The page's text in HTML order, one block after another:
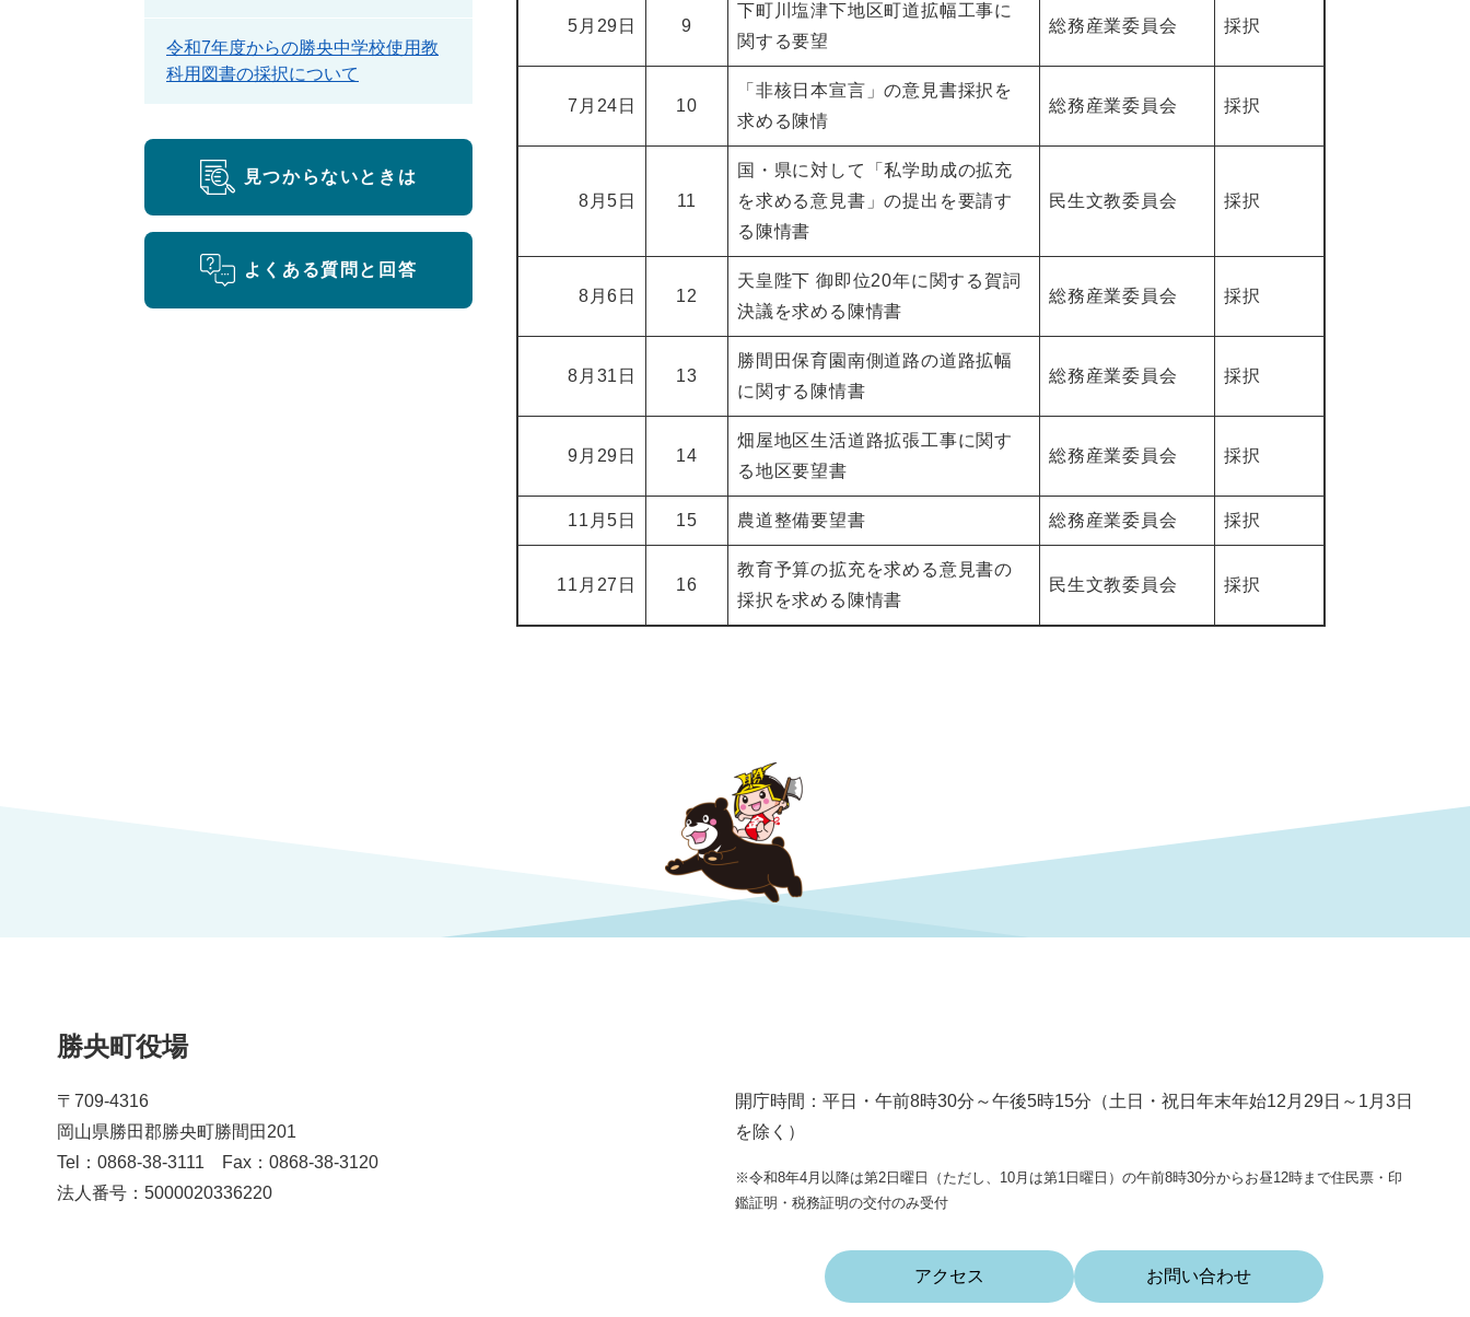
5月29日 9
下町川塩津下地区町道拡幅工事に
関する要望
総務産業委員会 採択
7月24日 10
「非核日本宣言」の意見書採択を
求める陳情
総務産業委員会 採択
8月5日 11
国・県に対して「私学助成の拡充
を求める意見書」の提出を要請す
る陳情書
民生文教委員会 採択
8月6日 12
天皇陛下 御即位20年に関する賀詞
決議を求める陳情書
総務産業委員会 採択
8月31日 13
勝間田保育園南側道路の道路拡幅
に関する陳情書
総務産業委員会 採択
9月29日 14
畑屋地区生活道路拡張工事に関す
る地区要望書
総務産業委員会 採択
11月5日 15 農道整備要望書 総務産業委員会 採択
11月27日 16
教育予算の拡充を求める意見書の
採択を求める陳情書
民生文教委員会 採択
令和7年度からの勝央中学校使用教
科用図書の採択について
見つからないときは
よくある質問と回答
勝央町役場
〒709-4316
岡山県勝田郡勝央町勝間田201
Tel：0868-38-3111 Fax：0868-38-3120
法人番号：5000020336220
開庁時間：平日・午前8時30分～午後5時15分（土日・祝日年末年始12月29日～1月3日
を除く）
※令和8年4月以降は第2日曜日（ただし、10月は第1日曜日）の午前8時30分からお昼12時まで住民票・印
鑑証明・税務証明の交付のみ受付
アクセス お問い合わせ